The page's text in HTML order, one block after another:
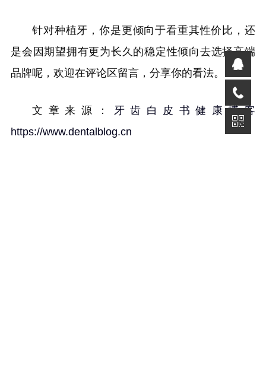
针对种植牙，你是更倾向于看重其性价比，还
是会因期望拥有更为长久的稳定性倾向去选择高端
品牌呢，欢迎在评论区留言，分享你的看法。
文章来源： 牙齿白皮书健康博客
https://www.dentalblog.cn